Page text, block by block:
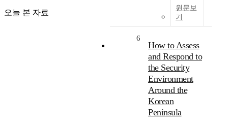
오늘 본 자료
원문보
기
6
How to Assess
and Respond to
the Security
Environment
Around the
Korean
Peninsula